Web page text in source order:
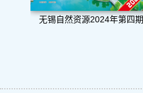
无锡自然资源2024年第四期